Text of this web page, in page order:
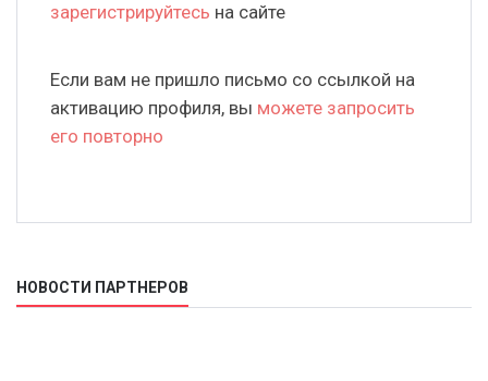
зарегистрируйтесь на сайте
Если вам не пришло письмо со ссылкой на
активацию профиля, вы можете запросить
его повторно
НОВОСТИ ПАРТНЕРОВ